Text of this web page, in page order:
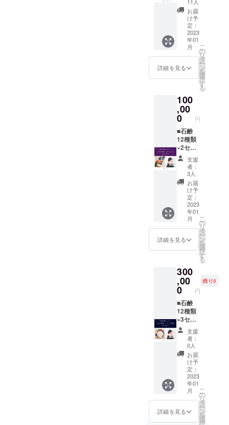
鹸をお
送りし
ます ■
お礼の
動画 ・
１分程
度の動
画を個
別にお
送りい
す ■メ
ンバー
ズ上辺
（ラウ
ンジ）
でのボ
トル１
本サー
ビス メ
ンバー
ズ上辺
の場
所・ア
クセス
はグー
グル
マップ
を参照
くださ
い。 ・
上の
方、ご
来店に
限り ・
有効期
限2023
年1月～
2023年
12月
11人
お届
け予
定：
2023
年01
月
詳細を見る
こ
の
リ
タ
ー
ン
を
選
択
す
る
100
,00
0 円
■石鹸
12種類
×2セッ
ト ・送
り先は
２か所
選べま
す（自
分以外
の送り
先可）
・送り
先は自
由です
ので、
後日お
たしま
す。 ■
お礼の
動画 ・
１分程
度の動
画を個
別にお
送りい
たしま
す ■メ
ンバー
ズ上辺
（ラウ
ンジ）
でのボ
トル１
本サー
ビス メ
支援
者：
3人
お届
け予
定：
2023
年01
月
詳細を見る
こ
の
リ
タ
ー
ン
を
選
択
す
る
300
,00
0 円
残り5
■石鹸
12種類
×3セッ
ト ・送
り先は
自由で
すの
で、各
住所を
後日お
伺いい
たしま
す。 ■
お礼の
動画 ・
支援
者：
0人
お届
け予
定：
2023
年01
月
詳細を見る
こ
の
リ
タ
ー
ン
を
選